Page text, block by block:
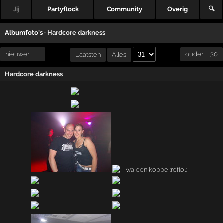
Jij Partyflock Community Overig 🔍
Albumfoto's · Hardcore darkness
nieuwer ≡ L Laatsten Alles ouder ≡ 30
Hardcore darkness